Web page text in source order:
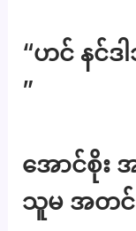
“ဟင် နင်
”
အောင်စိုး
သူမ အတင်